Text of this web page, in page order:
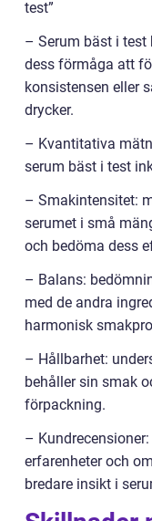
test”
– Serum bäst i
dess förmåga att
konsistensen eller
drycker.
– Kvantitativa
serum bäst i test
– Smakintensitet:
serumet i små
och bedöma dess
– Balans:
med de andra
harmonisk
– Hållbarhet:
behåller sin smak
förpackning.
–
erfarenheter och
bredare insikt i